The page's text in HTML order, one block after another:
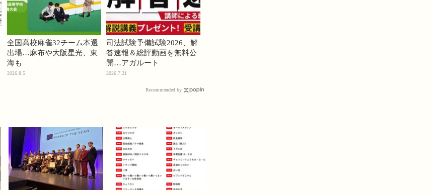
全国高校麻雀32チーム本選
出場…麻布や大阪星光、東
海も
2026.8.5
司法試験予備試験2026、解
答速報＆総評動画を無料公
開…アガルート
2026.7.21
Recommended by